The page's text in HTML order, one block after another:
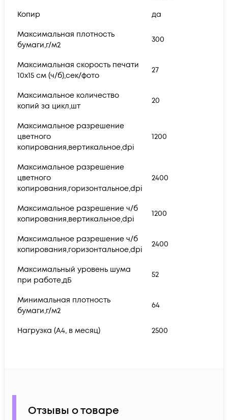
Копир да
Максимальная плотность
бумаги,г/м2
300
Максимальная скорость печати
10x15 см (ч/б),сек/фото
27
Максимальное количество
копий за цикл,шт
20
Максимальное разрешение
цветного
копирования,вертикальное,dpi
1200
Максимальное разрешение
цветного
копирования,горизонтальное,dpi
2400
Максимальное разрешение ч/б
копирования,вертикальное,dpi
1200
Максимальное разрешение ч/б
копирования,горизонтальное,dpi
2400
Максимальный уровень шума
при работе,дБ
52
Минимальная плотность
бумаги,г/м2
64
Нагрузка (А4, в месяц) 2500
Отзывы о товаре